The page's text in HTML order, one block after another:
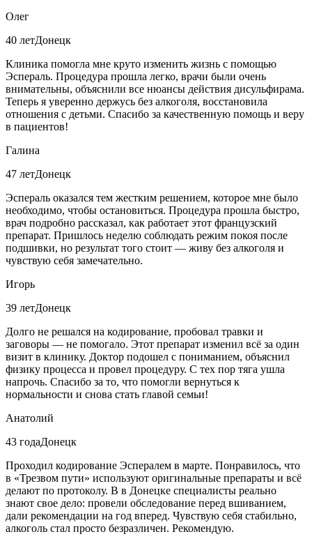
Олег
40 летДонецк
Клиника помогла мне круто изменить жизнь с помощью
Эспераль. Процедура прошла легко, врачи были очень
внимательны, объяснили все нюансы действия дисульфирама.
Теперь я уверенно держусь без алкоголя, восстановила
отношения с детьми. Спасибо за качественную помощь и веру
в пациентов!
Галина
47 летДонецк
Эспераль оказался тем жестким решением, которое мне было
необходимо, чтобы остановиться. Процедура прошла быстро,
врач подробно рассказал, как работает этот французский
препарат. Пришлось неделю соблюдать режим покоя после
подшивки, но результат того стоит — живу без алкоголя и
чувствую себя замечательно.
Игорь
39 летДонецк
Долго не решался на кодирование, пробовал травки и
заговоры — не помогало. Этот препарат изменил всё за один
визит в клинику. Доктор подошел с пониманием, объяснил
физику процесса и провел процедуру. С тех пор тяга ушла
напрочь. Спасибо за то, что помогли вернуться к
нормальности и снова стать главой семьи!
Анатолий
43 годаДонецк
Проходил кодирование Эспералем в марте. Понравилось, что
в «Трезвом пути» используют оригинальные препараты и всё
делают по протоколу. В в Донецке специалисты реально
знают свое дело: провели обследование перед вшиванием,
дали рекомендации на год вперед. Чувствую себя стабильно,
алкоголь стал просто безразличен. Рекомендую.